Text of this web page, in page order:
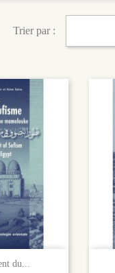
Trier par :
du...